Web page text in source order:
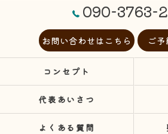
090-3763-
お問い合わせはこちら ご
コンセプト
代表あいさつ
よくある質問